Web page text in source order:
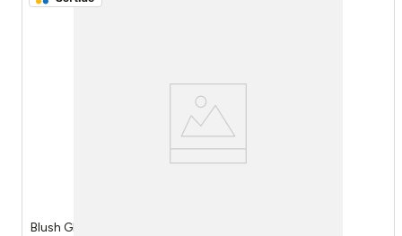
Blush Glow Os Smurfs Sortido 560 - Mia Make